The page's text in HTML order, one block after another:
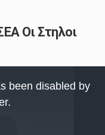
Οι Στηλοι
been disabled by